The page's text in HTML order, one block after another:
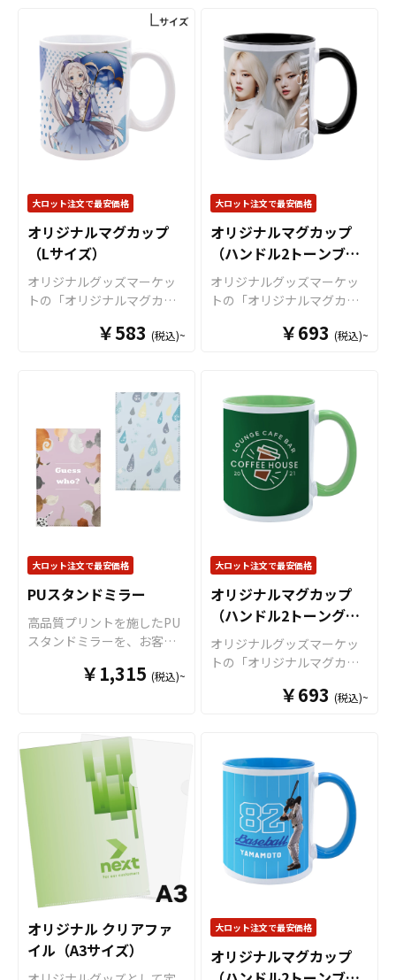
と接触させますと、色落
ち、変色する恐れがありま
す。 ・直射日光の当たる場
所に長時間置きますと変色
する恐れがあります。 ・漂
白剤に長時間つけておきま
すと変色、色落ちする恐れ
があります ・高温のオーブ
ンに入れますとマグカップ
ります。
ンマグカップなど様々なマ
グカップの作成が可能で
す。 お客様のアイディアや
ニーズに合わせたオリジナ
ルマグカップを製作いたし
ます。短納期、小ロットで
の対応も可能でございます
ので、ご相談ください。 お
ただくだけでオリジナル商
品として販売していただく
ことが可能です。 ご使用上
の注意事項 ・金属タワシ、
ミガキ粉などの硬いもので
こすりますと、マグカップ
の表面に傷がつく恐れがあ
ナー、ガラスクリーナー、
ち、変色する恐れがありま
す。 ・直射日光の当たる場
所に長時間置きますと変色
する恐れがあります。 ・漂
白剤に長時間つけておきま
すと変色、色落ちする恐れ
があります ・高温のオーブ
ンに入れますとマグカップ
ります。
ロットでの対応も可能です
のでご不明点がありました
らお気軽にご相談くださ
い。
です。 オリジナルグッズマ
ーケットの「オリジナルマ
グカップ（Sサイズ）」は、
食品衛生法による厚生省告
示大370号に適合しておりま
すので、一般的な食器とし
て安心してご使用いただけ
ます。もちろん電子レンジ
ます。長期に渡り安心して
ご使用いただける商品で
す。 さらに、すべて国内工
場での印刷ですので安心の
クオリティで、自信を持っ
てお届けできる商品です。
取扱いバリエーションは、
定番のホワイトカラーです
とＳ・Ｍ・Ｌと3種類のサイ
に色が付いてツートンカラ
ーとなっているツートンマ
グカップなど様々なマグカ
ップの作成が可能です。 お
客様のアイディアやニーズ
に合わせたオリジナルマグ
カップを製作いたします。
も可能でございますので、
ご相談ください。 お客様は
デザインをご入稿いただく
だけでオリジナル商品とし
て販売していただくことが
可能です。 ご使用上の注意
事項 ・金属タワシ、ミガキ
ますと、マグカップの表面
ー、ガラスクリーナー、殺
虫剤などの揮発性のものと
接触させますと、色落ち、
変色する恐れがあります。
・直射日光の当たる場所に
長時間置きますと変色する
恐れがあります。 ・漂白剤
に長時間つけておきますと
ります ・高温のオーブンに
入れますとマグカップの側
面が変色する恐れがありま
プロピレン製）の丈夫なク
リアファイルを使用し、高
級感たっぷりな箔押しプリ
ントで、オリジナルクリア
ファイルをお作りいたしま
す。 無地のクリアファイル
本体は7色をご用意、プリン
ト部分は17色の箔から組み
合わせをご自由にお選びい
ファイルは、ワンポイント
でデザインすることで高級
感や特別感を演出できます
ので、イベントで配布する
販促ツールやノベルティグ
ッズとしてもおススメで
す。例えば、会社・店舗情
報やメイン商材を印刷する
ことで、優秀な販促ツール
もちろん、学校・病院・ク
ラブチームなどのオリジナ
ルグッズとしてもご利用い
ただけます。 販売に必要な
資材も取り揃えております
ので、お客様にはデザイン
をご入稿いただくだけでオ
ていただくことができま
す。国内生産で小ロットか
らの制作も承っております
ので、お気軽にご相談くだ
さい。
クリアファイルです。 高品
質のオフセット印刷で、写
真やイラストも鮮やかな発
色で仕上がります。超音波
圧着なので溶着部分にも印
刷でき、溶着部分も含めた
全面印刷が可能です。イラ
ストやロゴを大きく印刷し
ルすることが出来ます。 オ
リジナル クリアファイルは
様々なシーンで活躍しま
す！例えば、会社・店舗情
報やメイン商材を印刷する
ことで、優秀な販促ツール
となります。キャラクター
グッズやノベルティ、企
業・観光地PR、アーティス
どのオリジナルグッズとし
てもご利用頂けます。 販売
に必要な資材も取り揃えて
おりますので、お客様には
デザインをご入稿いただく
だけでオリジナル商品とし
て販売していただくことが
ットからの制作も承ってお
りますので、お気軽にご相
談ください。
大ロット注文で最安価格
オリジナルマグカップ
（Lサイズ）
オリジナルグッズマーケッ
トの「オリジナルマグカッ
なマグカップにいろんなデ
プリントがよく映えるの
で、オリジナルグッズ製作
におすすめな商品です。
マグカップは、オリジナル
グッズとして、コンサート
グッズ、アーティストグッ
ズ、キャラクターグッズ、
ノベルティー、お土産品な
す。 特にオリジナルグッ
ズマーケットのマグカップ
はオプションで上下いっぱ
いにプリントが可能な「ワ
イドプリント」に対応可能
大きくプリントするアニメ
グッズや、人物写真などを
ズマーケットの「オリジナ
ルマグカップ（Lサイズ）」
は、食品衛生法による厚生
省告示大370号に適合してお
りますので、一般的な食器
として安心してご使用いた
だけます。もちろん電子レ
ンジも問題なくご使用いた
だけます。長期に渡り安心
してご使用いただける商品
です。 さらに、すべて国内
工場での印刷ですので安心
のクオリティで、自信を持
￥583 (税込)~
大ロット注文で最安価格
オリジナルマグカップ
（ハンドル2トーンブラ
ック）
オリジナルグッズマーケッ
トの「オリジナルマグカッ
プ）」は、 デザインの色と
トーンカラーのマグカップ
です。オリジナルグッズと
して、コンサートグッズ、
アーティストグッズ、キャ
ラクターグッズ、ノベルテ
ィー、お土産品など色々な
場面で活躍します。 特に
オリジナルグッズマーケッ
ンで上下いっぱいにプリン
トが可能な「ワイドプリン
ト」に対応可能ですので、
キャラクターを大きくプリ
ントするアニメグッズや、
人物写真などを使用した物
販用グッズにも最適です。
オリジナルグッズマーケッ
トの「オリジナルマグカッ
ておりますので、一般的な
食器として安心してご使用
いただけます。もちろん電
子レンジも問題なくご使用
いただけます。長期に渡り
安心してご使用いただける
商品です。 さらに、すべて
安心のクオリティで、自信
を持ってお届けできる商品
です。取扱いバリエーショ
ンは、定番のホワイトカラ
￥693 (税込)~
大ロット注文で最安価格
PUスタンドミラー
高品質プリントを施したPU
スタンドミラーを、お客様
ザインにて製作いたしま
ドミラーです。販売に必要
な資材も取り揃えておりま
すので、お客様にはデザイ
ンをご入稿いただくだけで
オリジナル商品として販売
していただくことができま
す。 PUスタンドミラーはア
ニメ、エンタメ、スポー
ツ、官公庁、同人グッズな
ど様々な業界に人気です。
国内生産で短納期、小ロッ
トからの製作も承っており
ますので、お気軽にご相談
ください。
￥1,315 (税込)~
大ロット注文で最安価格
オリジナルマグカップ
（ハンドル2トーングリ
ーン）
オリジナルグッズマーケッ
トの「オリジナルマグカッ
プ）」は、 デザインの色と
トーンカラーのマグカップ
です。オリジナルグッズと
して、コンサートグッズ、
アーティストグッズ、キャ
ラクターグッズ、ノベルテ
ィー、お土産品など色々な
場面で活躍します。 特に
オリジナルグッズマーケッ
ンで上下いっぱいにプリン
トが可能な「ワイドプリン
ト」に対応可能ですので、
￥693 (税込)~
オリジナル クリアファ
イル（A3サイズ）
大ロット注文で最安価格
オリジナルマグカップ